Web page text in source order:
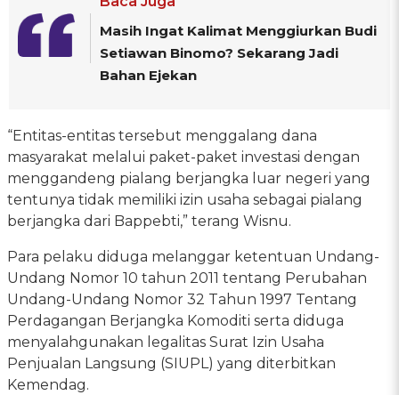
Masih Ingat Kalimat Menggiurkan Budi
Setiawan Binomo? Sekarang Jadi
Bahan Ejekan
“Entitas-entitas tersebut menggalang dana
masyarakat melalui paket-paket investasi dengan
menggandeng pialang berjangka luar negeri yang
tentunya tidak memiliki izin usaha sebagai pialang
berjangka dari Bappebti,” terang Wisnu.
Para pelaku diduga melanggar ketentuan Undang-
Undang Nomor 10 tahun 2011 tentang Perubahan
Undang-Undang Nomor 32 Tahun 1997 Tentang
Perdagangan Berjangka Komoditi serta diduga
menyalahgunakan legalitas Surat Izin Usaha
Penjualan Langsung (SIUPL) yang diterbitkan
Kemendag.